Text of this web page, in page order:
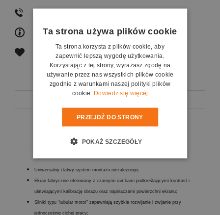
zapytaj o produkt
poleć znajomemu
Koszty dostawy
Uniwersalny i łatwy system montażu niezależnego;
Ekran fabrycznie oferowany z czarnymi ramkami podkreślającymi kontrast i
ułatwiającymi kalibrację obrazu oraz napinaczami powierzchni ekranu;
Silniki typu "tubular motor" zapewniają szybkie rozwijanie i zwijanie przy
jednocześnie cichej pracy;
Ta strona używa plików cookie
Ta strona korzysta z plików cookie, aby
zapewnić lepszą wygodę użytkowania.
Korzystając z tej strony, wyrażasz zgodę na
używanie przez nas wszystkich plików cookie
zgodnie z warunkami naszej polityki plików
cookie. Dowiedz się więcej
PRZEJDŹ DO STRONY
POKAŻ SZCZEGÓŁY